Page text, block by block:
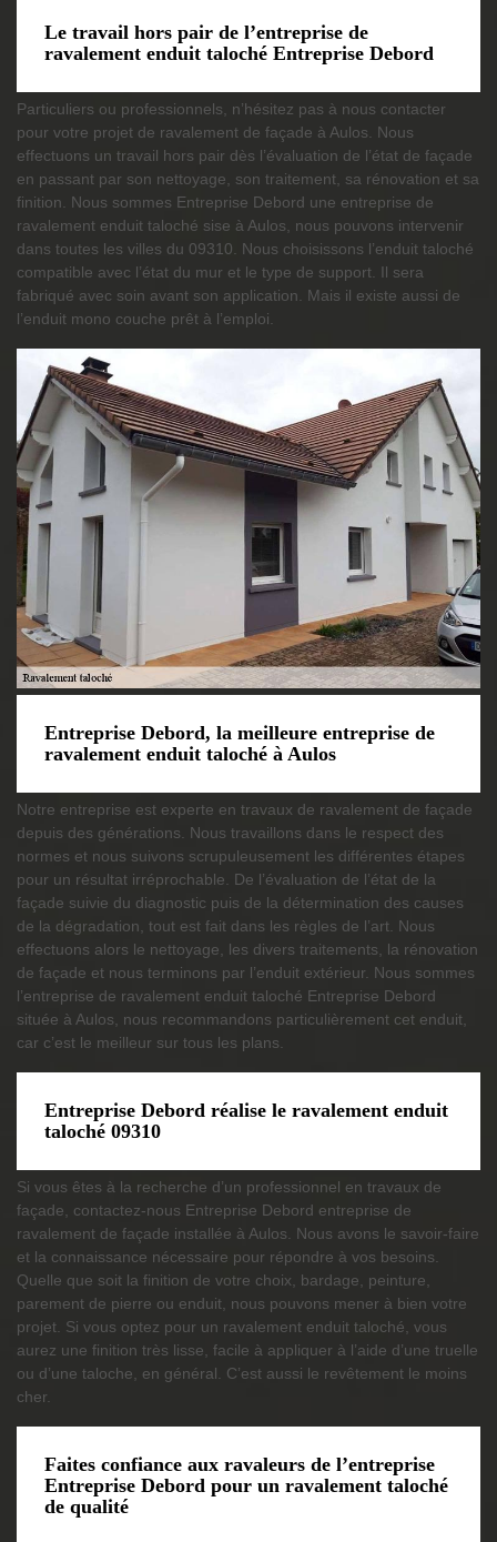
Le travail hors pair de l’entreprise de
ravalement enduit taloché Entreprise Debord
Particuliers ou professionnels, n’hésitez pas à nous contacter
pour votre projet de ravalement de façade à Aulos. Nous
effectuons un travail hors pair dès l’évaluation de l’état de façade
en passant par son nettoyage, son traitement, sa rénovation et sa
finition. Nous sommes Entreprise Debord une entreprise de
ravalement enduit taloché sise à Aulos, nous pouvons intervenir
dans toutes les villes du 09310. Nous choisissons l’enduit taloché
compatible avec l’état du mur et le type de support. Il sera
fabriqué avec soin avant son application. Mais il existe aussi de
l’enduit mono couche prêt à l’emploi.
Entreprise Debord, la meilleure entreprise de
ravalement enduit taloché à Aulos
Notre entreprise est experte en travaux de ravalement de façade
depuis des générations. Nous travaillons dans le respect des
normes et nous suivons scrupuleusement les différentes étapes
pour un résultat irréprochable. De l’évaluation de l’état de la
façade suivie du diagnostic puis de la détermination des causes
de la dégradation, tout est fait dans les règles de l’art. Nous
effectuons alors le nettoyage, les divers traitements, la rénovation
de façade et nous terminons par l’enduit extérieur. Nous sommes
l’entreprise de ravalement enduit taloché Entreprise Debord
située à Aulos, nous recommandons particulièrement cet enduit,
car c’est le meilleur sur tous les plans.
Entreprise Debord réalise le ravalement enduit
taloché 09310
Si vous êtes à la recherche d’un professionnel en travaux de
façade, contactez-nous Entreprise Debord entreprise de
ravalement de façade installée à Aulos. Nous avons le savoir-faire
et la connaissance nécessaire pour répondre à vos besoins.
Quelle que soit la finition de votre choix, bardage, peinture,
parement de pierre ou enduit, nous pouvons mener à bien votre
projet. Si vous optez pour un ravalement enduit taloché, vous
aurez une finition très lisse, facile à appliquer à l’aide d’une truelle
ou d’une taloche, en général. C’est aussi le revêtement le moins
cher.
Faites confiance aux ravaleurs de l’entreprise
Entreprise Debord pour un ravalement taloché
de qualité